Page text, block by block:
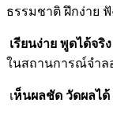
ธรรมชาติ ฝึกง่าย
เรียนง่าย พูดได้จริง
ในสถานการณ์จำล
เห็นผลชัด วัดผลได้